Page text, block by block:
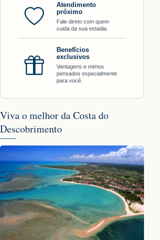
Atendimento
próximo
Fale direto com quem
cuida da sua estadia.
Benefícios
exclusivos
Vantagens e mimos
pensados especialmente
para você.
Viva o melhor da Costa do
Descobrimento